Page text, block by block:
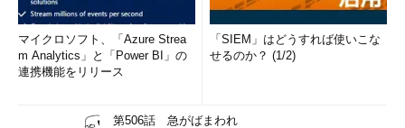
マイクロソフト、「Azure Strea
m Analytics」と「Power BI」の
連携機能をリリース
「SIEM」はどうすれば使いこな
せるのか？ (1/2)
第506話 急がばまわれ